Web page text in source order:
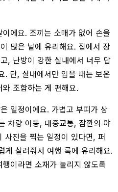
에요. 조끼는 소매가 없어 손을
많은 날에 유리해요. 집에서 장
, 난방이 강한 실내에서 너무 답
. 단, 실내에서만 입을 때는 보온
조합하는 게 편해요.
일정이에요. 가볍고 부피가 상
차량 이동, 대중교통, 잠깐의 야
사진을 찍는 일정이 있다면, 퍼
게 살려줘서 여행 룩에 유리해요.
이라면 소재가 눌리지 않도록